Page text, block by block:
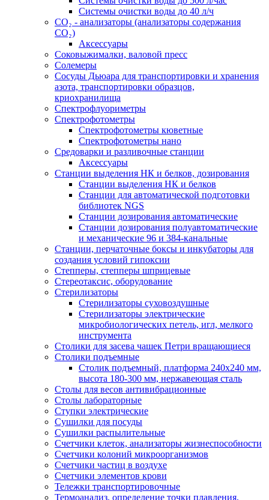
Системы очистки воды до 40 л/ч
СО₂ - анализаторы (анализаторы содержания
СО₂)
Аксессуары
Соковыжималки, валовой пресс
Солемеры
Сосуды Дьюара для транспортировки и хранения
азота, транспортировки образцов,
криохранилища
Спектрофлуориметры
Спектрофотометры
Спектрофотометры кюветные
Спектрофотометры нано
Средоварки и разливочные станции
Аксессуары
Станции выделения НК и белков, дозирования
Станции выделения НК и белков
Станции для автоматической подготовки
библиотек NGS
Станции дозирования автоматические
Станции дозирования полуавтоматические
и механические 96 и 384-канальные
Станции, перчаточные боксы и инкубаторы для
создания условий гипоксии
Степперы, степперы шприцевые
Стереотаксис, оборудование
Стерилизаторы
Стерилизаторы суховоздушные
Стерилизаторы электрические
микробиологических петель, игл, мелкого
инструмента
Столики для засева чашек Петри вращающиеся
Столики подъемные
Столик подъемный, платформа 240х240 мм,
высота 180-300 мм, нержавеющая сталь
Столы для весов антивибрационные
Столы лабораторные
Ступки электрические
Сушилки для посуды
Сушилки распылительные
Счетчики клеток, анализаторы жизнеспособности
Счетчики колоний микроорганизмов
Счетчики частиц в воздухе
Счетчики элементов крови
Тележки транспортировочные
Термоанализ, определение точки плавления,